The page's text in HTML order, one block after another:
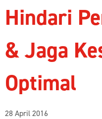
Hindari
& Jaga
Optimal
28 April 2016